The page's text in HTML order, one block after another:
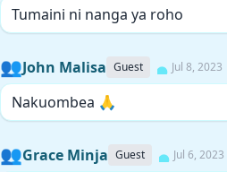
Tumaini ni nanga ya roho
👥John Malisa Guest Jul 8, 2023
Nakuombea 🙏
👥Grace Minja Guest Jul 6, 2023